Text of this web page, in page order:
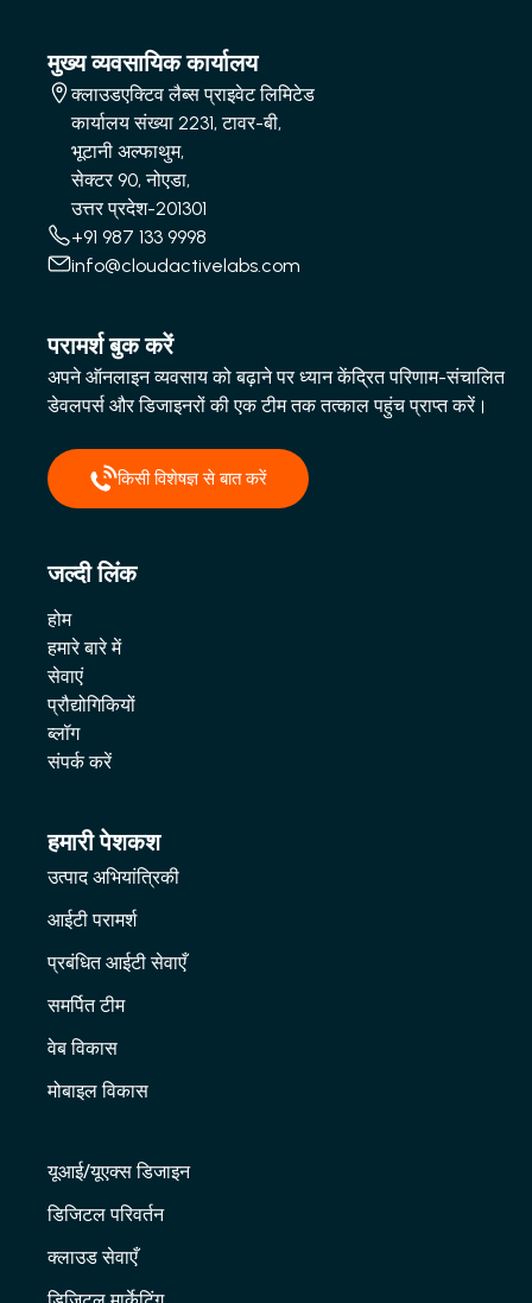
मुख्य व्यवसायिक कार्यालय
क्लाउडएक्टिव लैब्स प्राइवेट लिमिटेड
कार्यालय संख्या 2231, टावर-बी,
भूटानी अल्फाथुम,
सेक्टर 90, नोएडा,
उत्तर प्रदेश-201301
+91 987 133 9998
info@cloudactivelabs.com
परामर्श बुक करें
अपने ऑनलाइन व्यवसाय को बढ़ाने पर ध्यान केंद्रित परिणाम-संचालित
डेवलपर्स और डिजाइनरों की एक टीम तक तत्काल पहुंच प्राप्त करें।
किसी विशेषज्ञ से बात करें
जल्दी लिंक
होम
हमारे बारे में
सेवाएं
प्रौद्योगिकियों
ब्लॉग
संपर्क करें
हमारी पेशकश
उत्पाद अभियांत्रिकी
आईटी परामर्श
प्रबंधित आईटी सेवाएँ
समर्पित टीम
वेब विकास
मोबाइल विकास
यूआई/यूएक्स डिजाइन
डिजिटल परिवर्तन
क्लाउड सेवाएँ